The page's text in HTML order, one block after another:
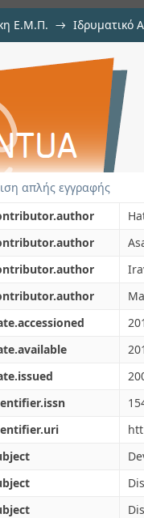
Ε.Μ.Π. → Ιδρυματικό
απλής εγγραφής